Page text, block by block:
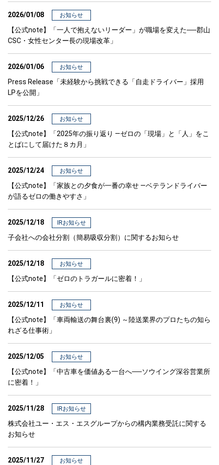
2026/01/08 お知らせ
【公式note】「一人で抱えないリーダー」が職場を変えた──郡山
CSC・女性センター長の現場改革」
2026/01/06 お知らせ
Press Release「未経験から挑戦できる「自走ドライバー」採用
LPを公開」
2025/12/26 お知らせ
【公式note】「2025年の振り返り ―ゼロの「現場」と「人」をこ
とばにして届けた８カ月」
2025/12/24 お知らせ
【公式note】「家族との夕食が一番の幸せ ―ベテランドライバー
が語るゼロの働きやすさ」
2025/12/18 IRお知らせ
子会社への会社分割（簡易吸収分割）に関するお知らせ
2025/12/18 お知らせ
【公式note】「ゼロのトラガールに密着！」
2025/12/11 お知らせ
【公式note】「車両輸送の舞台裏(9) ～陸送業界のプロたちの知ら
れざる仕事術」
2025/12/05 お知らせ
【公式note】「中古車を価値ある一台へ──ソウイング深谷営業所
に密着！」
2025/11/28 IRお知らせ
株式会社ユー・エス・エスグループからの構内業務受託に関する
お知らせ
2025/11/27 お知らせ